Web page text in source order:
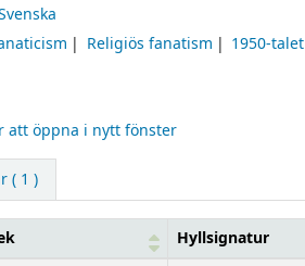
Religiös fanatism
1950-talet
att öppna i nytt fönster
( 1 )
Hyllsignatur